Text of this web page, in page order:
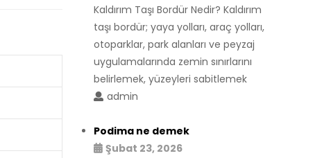
Kaldırım Taşı Bordür Nedir? Kaldırım
taşı bordür; yaya yolları, araç yolları,
otoparklar, park alanları ve peyzaj
uygulamalarında zemin sınırlarını
belirlemek, yüzeyleri sabitlemek
admin
Podima ne demek
Şubat 23, 2026